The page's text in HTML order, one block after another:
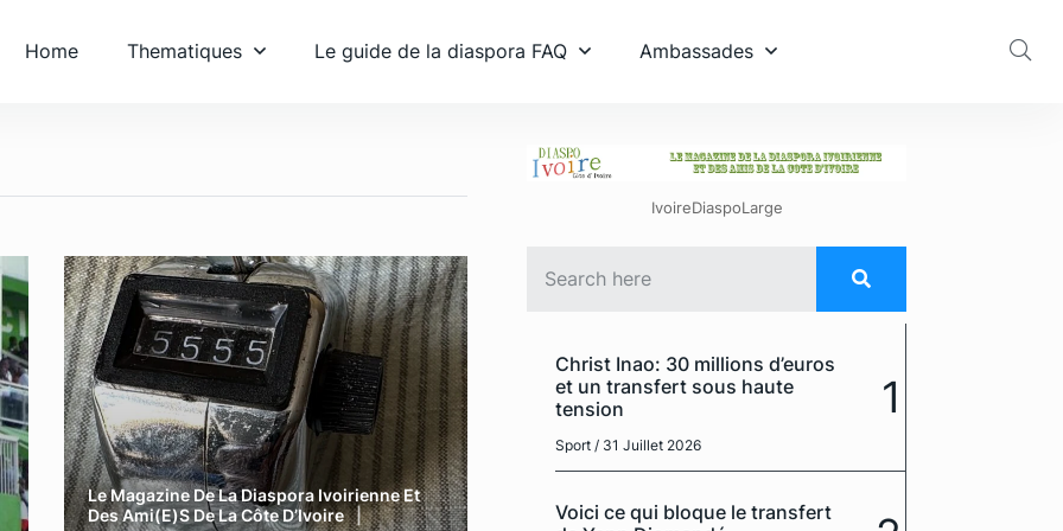
Home Thematiques Le guide de la diaspora FAQ Ambassades
Le Magazine De La Diaspora Ivoirienne Et
Des Ami(e)s De La Côte D’Ivoire
IvoireDiaspoLarge
Christ Inao: 30 millions d’euros
et un transfert sous haute
tension
Sport / 31 Juillet 2026
1
Voici ce qui bloque le transfert